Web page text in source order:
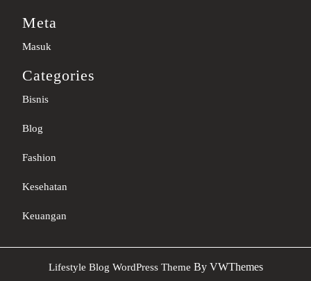
Meta
Masuk
Categories
Bisnis
Blog
Fashion
Kesehatan
Keuangan
Lifestyle Blog WordPress Theme By VWThemes